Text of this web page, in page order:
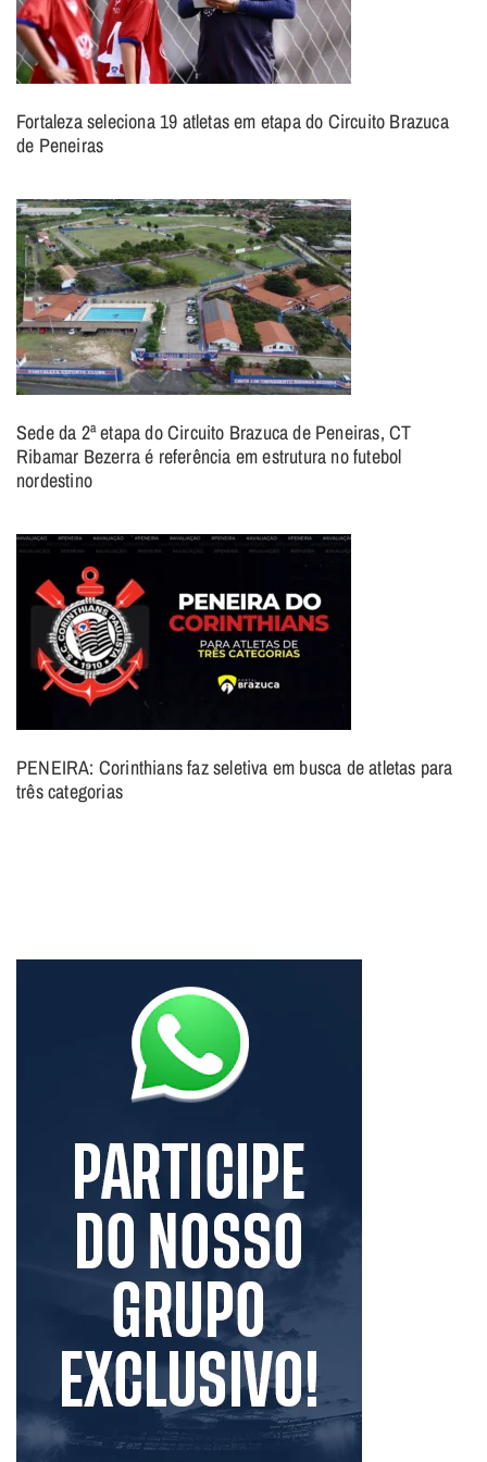
Fortaleza seleciona 19 atletas em etapa do Circuito Brazuca
de Peneiras
Sede da 2ª etapa do Circuito Brazuca de Peneiras, CT
Ribamar Bezerra é referência em estrutura no futebol
nordestino
PENEIRA: Corinthians faz seletiva em busca de atletas para
três categorias